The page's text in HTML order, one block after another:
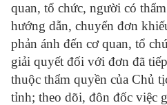
quan, tổ chức, người có
hướng dẫn, chuyển đơn
phản ánh đến cơ quan, tổ
giải quyết đối với đơn đã
thuộc thẩm quyền của Chủ
tỉnh; theo dõi, đôn đốc việc